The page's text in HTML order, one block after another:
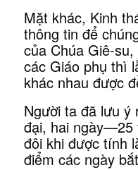
Mặt khác, Kinh
thông tin để
của Chúa Giê-
các Giáo phụ thì
khác nhau được
Người ta đã lưu ý
đại, hai
đôi khi được tính
điểm các ngày